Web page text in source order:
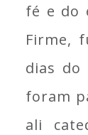
fé e do
Firme,
dias
foram
ali